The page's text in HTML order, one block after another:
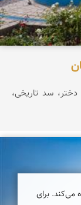
سد تاریخی،
می‌کند. برای